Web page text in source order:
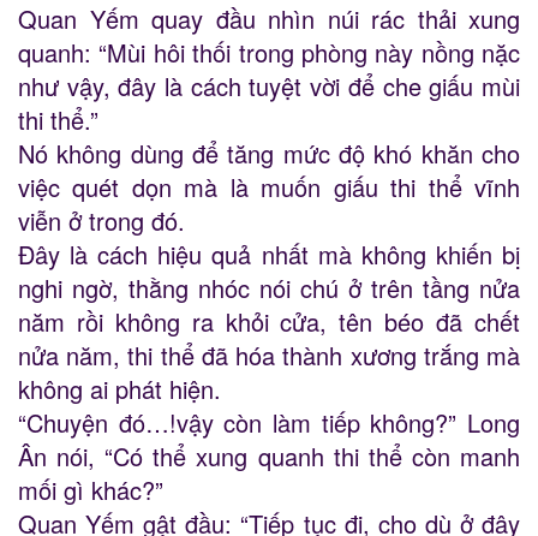
Quan Yếm quay đầu nhìn núi rác thải xung
quanh: “Mùi hôi thối trong phòng này nồng nặc
như vậy, đây là cách tuyệt vời để che giấu mùi
thi thể.”
Nó không dùng để tăng mức độ khó khăn cho
việc quét dọn mà là muốn giấu thi thể vĩnh
viễn ở trong đó.
Đây là cách hiệu quả nhất mà không khiến bị
nghi ngờ, thằng nhóc nói chú ở trên tầng nửa
năm rồi không ra khỏi cửa, tên béo đã chết
nửa năm, thi thể đã hóa thành xương trắng mà
không ai phát hiện.
“Chuyện đó…!vậy còn làm tiếp không?” Long
Ân nói, “Có thể xung quanh thi thể còn manh
mối gì khác?”
Quan Yếm gật đầu: “Tiếp tục đi, cho dù ở đây